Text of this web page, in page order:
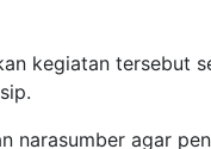
kegiatan tersebut
narasumber agar